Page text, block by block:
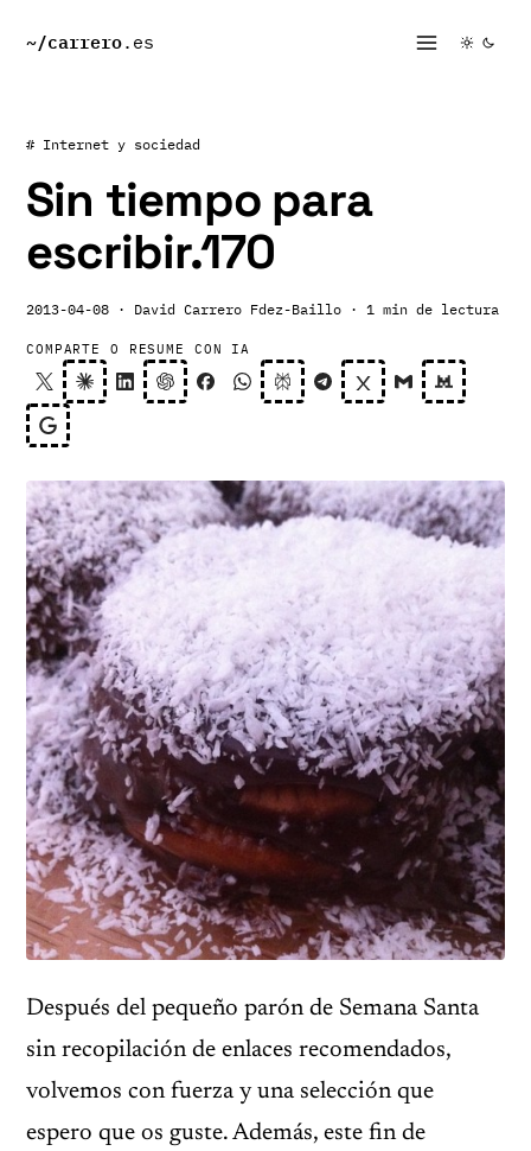
~/carrero.es
# Internet y sociedad
Sin tiempo para
escribir.170
2013-04-08 · David Carrero Fdez-Baillo · 1 min de lectura
COMPARTE O RESUME CON IA
Después del pequeño parón de Semana Santa
sin recopilación de enlaces recomendados,
volvemos con fuerza y una selección que
espero que os guste. Además, este fin de